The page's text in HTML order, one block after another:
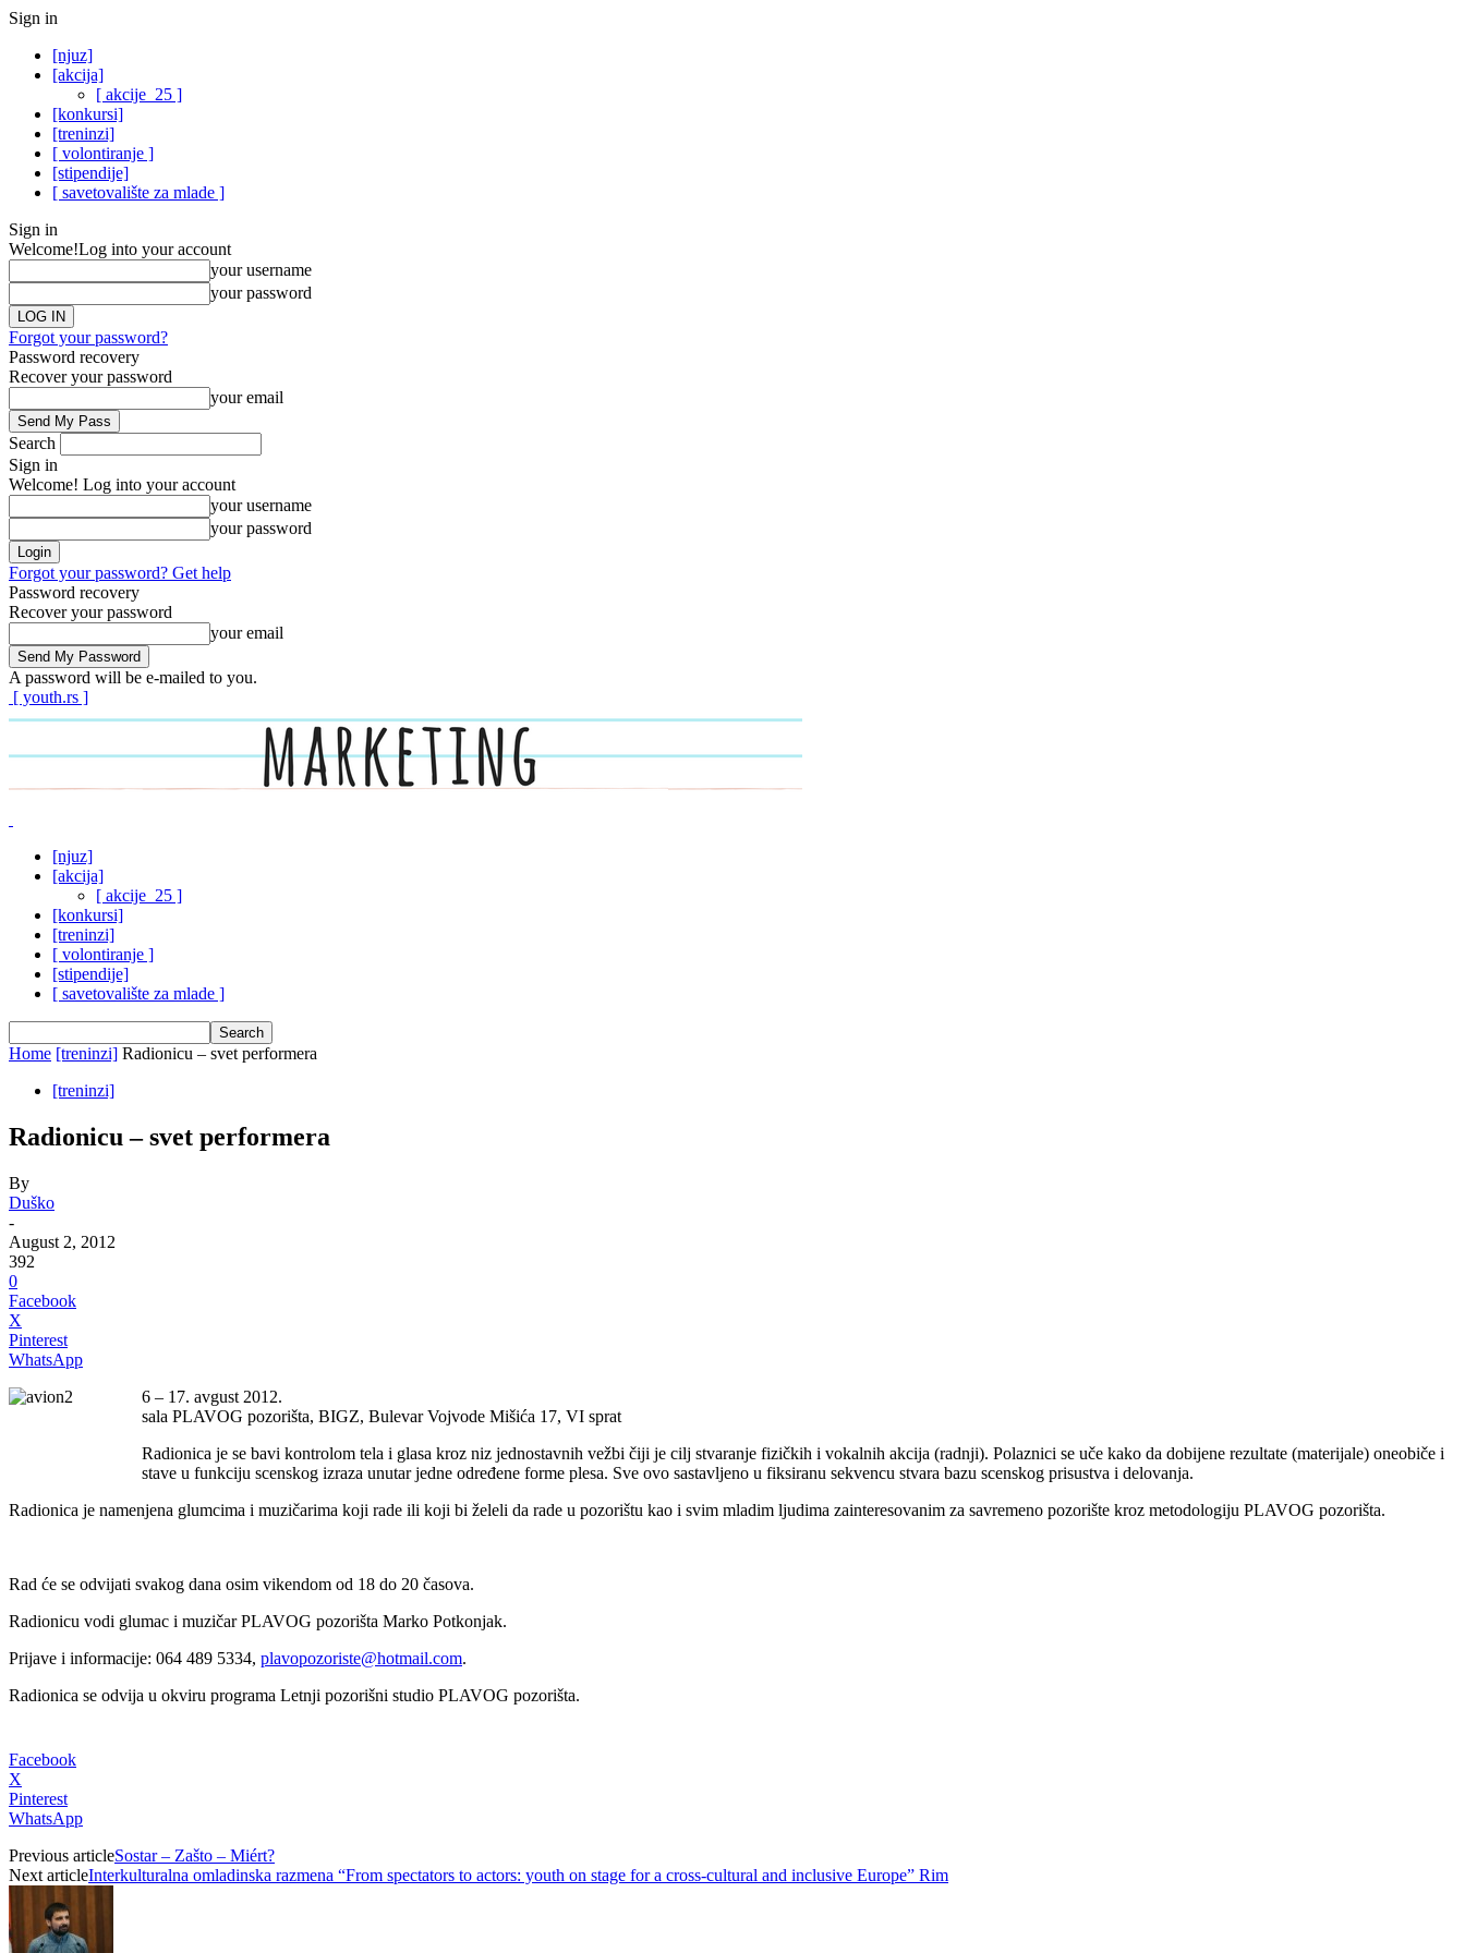
Sign in
[njuz]
[akcija]
[ akcije_25 ]
[konkursi]
[treninzi]
[ volontiranje ]
[stipendije]
[ savetovalište za mlade ]
Sign in
Welcome!Log into your account
your username
your password
Forgot your password?
Password recovery
Recover your password
your email
Search
Sign in
Welcome! Log into your account
your username
your password
Forgot your password? Get help
Password recovery
Recover your password
your email
A password will be e-mailed to you.
[ youth.rs ]
[njuz]
[akcija]
[ akcije_25 ]
[konkursi]
[treninzi]
[ volontiranje ]
[stipendije]
[ savetovalište za mlade ]
Home [treninzi] Radionicu – svet performera
[treninzi]
Radionicu – svet performera
By
Duško
-
August 2, 2012
392
0
Facebook
X
Pinterest
WhatsApp
6 – 17. avgust 2012.
sala PLAVOG pozorišta, BIGZ, Bulevar Vojvode Mišića 17, VI sprat
Radionica je se bavi kontrolom tela i glasa kroz niz jednostavnih vežbi čiji je cilj stvaranje fizičkih i vokalnih akcija (radnji). Polaznici se uče kako da dobijene rezultate (materijale) oneobiče i
stave u funkciju scenskog izraza unutar jedne određene forme plesa. Sve ovo sastavljeno u fiksiranu sekvencu stvara bazu scenskog prisustva i delovanja.
Radionica je namenjena glumcima i muzičarima koji rade ili koji bi želeli da rade u pozorištu kao i svim mladim ljudima zainteresovanim za savremeno pozorište kroz metodologiju PLAVOG pozorišta.
Rad će se odvijati svakog dana osim vikendom od 18 do 20 časova.
Radionicu vodi glumac i muzičar PLAVOG pozorišta Marko Potkonjak.
Prijave i informacije: 064 489 5334, plavopozoriste@hotmail.com.
Radionica se odvija u okviru programa Letnji pozorišni studio PLAVOG pozorišta.
Facebook
X
Pinterest
WhatsApp
Previous articleSostar – Zašto – Miért?
Next articleInterkulturalna omladinska razmena “From spectators to actors: youth on stage for a cross-cultural and inclusive Europe” Rim